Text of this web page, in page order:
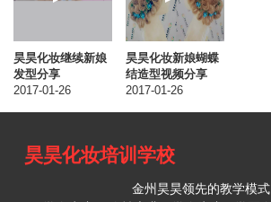
昊昊化妆继续新娘
发型分享
2017-01-26
昊昊化妆新娘蝴蝶
结造型视频分享
2017-01-26
昊昊化妆培训学校
金州昊昊领先的教学模式